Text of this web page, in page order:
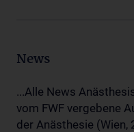
News
...Alle News
vom FWF vergebene
der Anästhesie (Wien,